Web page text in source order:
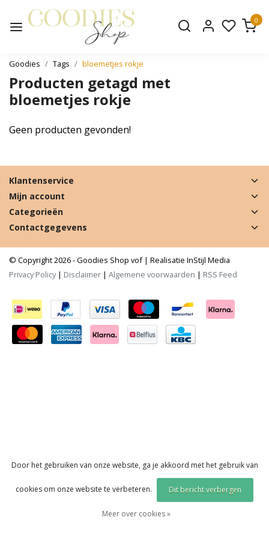
0
Goodies Tags bloemetjes rokje
Producten getagd met
bloemetjes rokje
Geen producten gevonden!
Klantenservice
Mijn account
Categorieën
Contactgegevens
© Copyright 2026 - Goodies Shop vof | Realisatie InStijl Media
Privacy Policy| Disclaimer | Algemene voorwaarden | RSS Feed
Door het gebruiken van onze website, ga je akkoord met het gebruik van
cookies om onze website te verbeteren. Dit bericht verbergen
Meer over cookies »